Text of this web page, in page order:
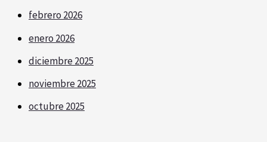
febrero 2026
enero 2026
diciembre 2025
noviembre 2025
octubre 2025